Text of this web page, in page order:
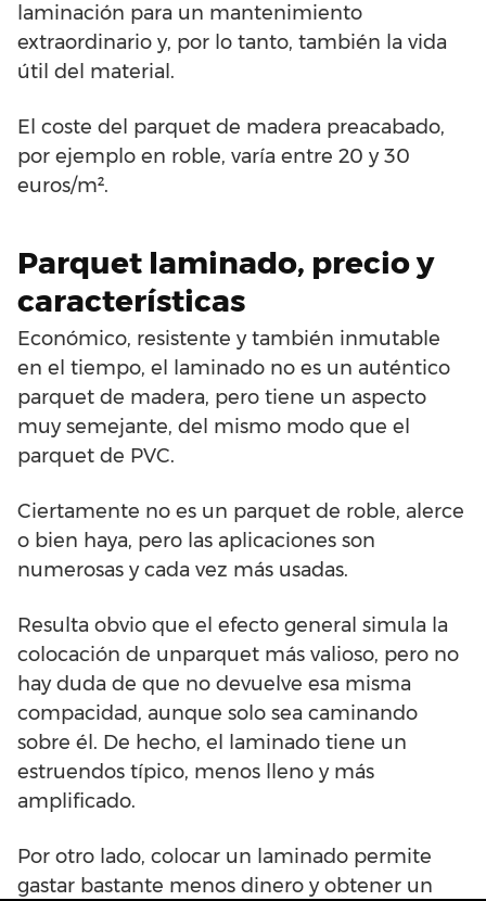
laminación para un mantenimiento
extraordinario y, por lo tanto, también la vida
útil del material.
El coste del parquet de madera preacabado,
por ejemplo en roble, varía entre 20 y 30
euros/m².
Parquet laminado, precio y
características
Económico, resistente y también inmutable
en el tiempo, el laminado no es un auténtico
parquet de madera, pero tiene un aspecto
muy semejante, del mismo modo que el
parquet de PVC.
Ciertamente no es un parquet de roble, alerce
o bien haya, pero las aplicaciones son
numerosas y cada vez más usadas.
Resulta obvio que el efecto general simula la
colocación de unparquet más valioso, pero no
hay duda de que no devuelve esa misma
compacidad, aunque solo sea caminando
sobre él. De hecho, el laminado tiene un
estruendos típico, menos lleno y más
amplificado.
Por otro lado, colocar un laminado permite
gastar bastante menos dinero y obtener un